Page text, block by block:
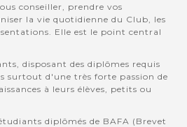
conseiller, prendre vos
la vie quotidienne du Club, les
Elle est le point central
disposant des diplômes requis
surtout d'une très forte passion de
à leurs élèves, petits ou
diplômés de BAFA (Brevet